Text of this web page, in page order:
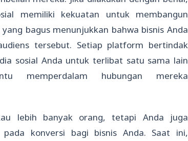
memiliki kekuatan untuk membangun
bagus menunjukkan bahwa bisnis Anda
tersebut. Setiap platform bertindak
sosial Anda untuk terlibat satu sama lain
memperdalam hubungan mereka
lebih banyak orang, tetapi Anda juga
konversi bagi bisnis Anda. Saat ini,